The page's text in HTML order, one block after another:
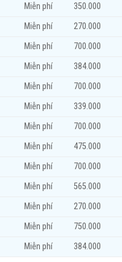
Miễn phí 350.000
Miễn phí 270.000
Miễn phí 700.000
Miễn phí 384.000
Miễn phí 700.000
Miễn phí 339.000
Miễn phí 700.000
Miễn phí 475.000
Miễn phí 700.000
Miễn phí 565.000
Miễn phí 270.000
Miễn phí 750.000
Miễn phí 384.000